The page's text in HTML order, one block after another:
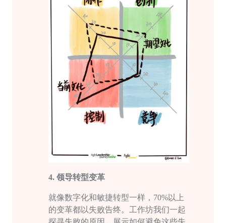
4. 领导转型变革
就像数字化和敏捷转型一样， 70%以上
的变革都以失败告终。工作坊我们一起